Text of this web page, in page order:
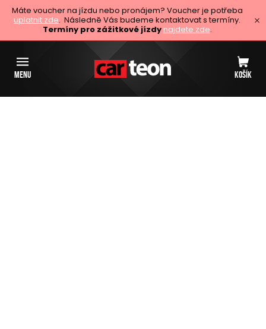
Máte voucher na jízdu nebo pronájem? Voucher je potřeba
uplatnit zde. Následně Vás budeme kontaktovat s termíny.
Termíny pro zážitkové jízdy najdete zde.
MENU KOŠÍK